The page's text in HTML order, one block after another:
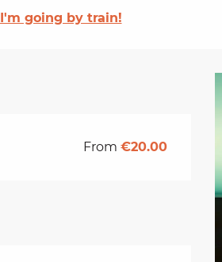
I'm going by train!
From€20.00